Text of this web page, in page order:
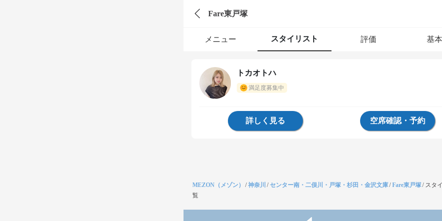
Fare東戸塚
メニュー スタイリスト 評価 基
トカオトハ
満足度募集中
詳しく見る 空席確認・予約
MEZON（メゾン） /神奈川 /センター南・二俣川・戸塚・杉田・金沢文庫/Fare東戸塚/ スタ
覧